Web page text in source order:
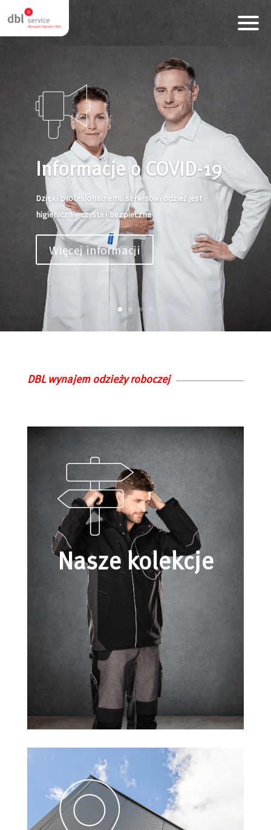
Informacje o COVID-19
Dzięki profesjonalnemu serwisowi odzież jest
higienicznie czysta i bezpieczna
Więcej informacji
DBL wynajem odzieży roboczej
Nasze kolekcje